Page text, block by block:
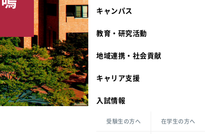
宮城学院 校歌
礼拝堂
カリキュラム・ポリシー
倫理憲章
生活文化デザイン学科
キャンパス
奨学金
大学祭
キャンパスメンバーズ
教職センター
教育・研究活動動物実験に関する情報公開
キリスト教文化研究所
生活環境科学研究所
地域連携・社会貢献
カリキュラム・入室方法
キャリア支援
入試情報
受験生の方へ 在学生の方へ